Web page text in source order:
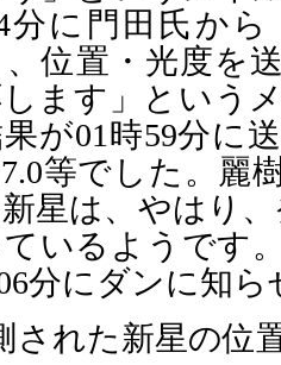
分に門田氏か
位置・光度を
ます」という
が01時59分に
等でした。麗
星は、やはり
いるようです
分にダンに知
された新星の位